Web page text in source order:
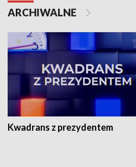
ARCHIWALNE
Kwadrans z prezydentem